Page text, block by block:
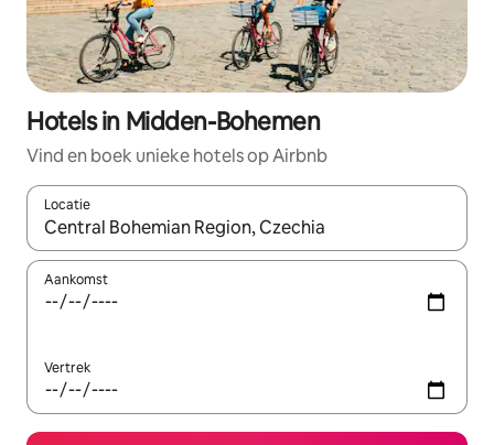
Hotels in Midden-Bohemen
Vind en boek unieke hotels op Airbnb
Locatie
Wanneer er resultaten beschikbaar zijn, maak je een keuze
Aankomst
Vertrek